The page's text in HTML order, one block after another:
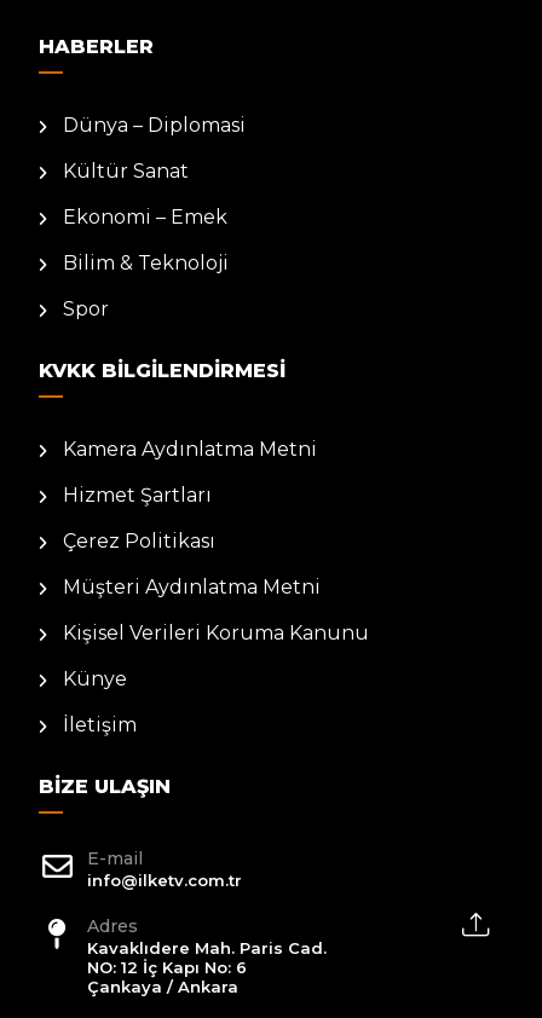
HABERLER
Dünya – Diplomasi
Kültür Sanat
Ekonomi – Emek
Bilim & Teknoloji
Spor
KVKK BILGILENDIRMESI
Kamera Aydınlatma Metni
Hizmet Şartları
Çerez Politikası
Müşteri Aydınlatma Metni
Kişisel Verileri Koruma Kanunu
Künye
İletişim
BIZE ULAŞIN
E-mail
info@ilketv.com.tr
Adres
Kavaklıdere Mah. Paris Cad.
NO: 12 İç Kapı No: 6
Çankaya / Ankara